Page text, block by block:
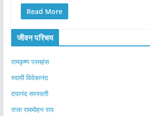
Read More
जीवन परिचय
रामकृष्ण परमहंस
स्वामी विवेकानंद
दयानंद सरस्वती
राजा राममोहन राय